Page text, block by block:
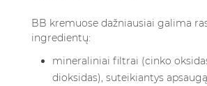
BB kremuose dažniausiai galima
ingredientų:
mineraliniai filtrai (cinko
dioksidas), suteikiantys